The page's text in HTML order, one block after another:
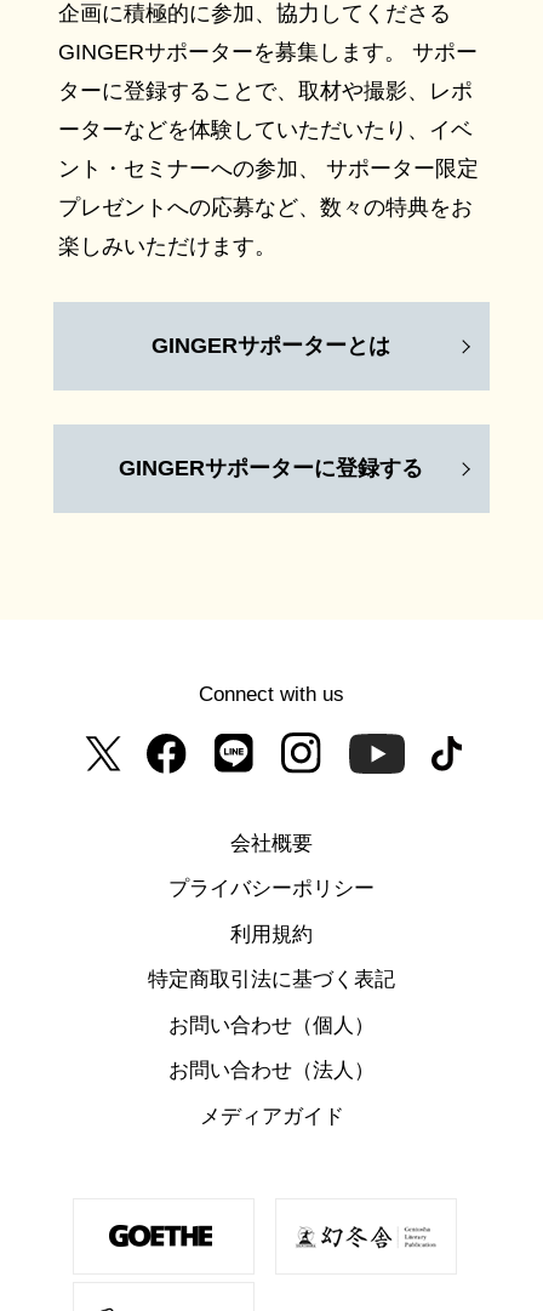
企画に積極的に参加、協力してくださる
GINGERサポーターを募集します。 サポー
ターに登録することで、取材や撮影、レポ
ーターなどを体験していただいたり、イベ
ント・セミナーへの参加、 サポーター限定
プレゼントへの応募など、数々の特典をお
楽しみいただけます。
GINGERサポーターとは
GINGERサポーターに登録する
Connect with us
会社概要
プライバシーポリシー
利用規約
特定商取引法に基づく表記
お問い合わせ（個人）
お問い合わせ（法人）
メディアガイド